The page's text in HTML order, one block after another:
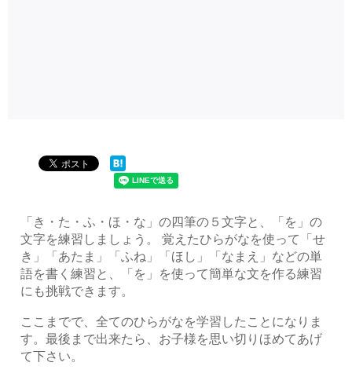
「き・た・ふ・ほ・な」の四筆の５文字と、「を」の
文字を練習しましょう。 覚えたひらがなを使って「せ
き」「あたま」「ふね」「ほし」「なまえ」などの単
語を書く練習と、「を」を使って簡単な文を作る練習
にも挑戦できます。
ここまでで、全てのひらがなを学習したことになりま
す。最後まで出来たら、お子様を思い切りほめてあげ
て下さい。